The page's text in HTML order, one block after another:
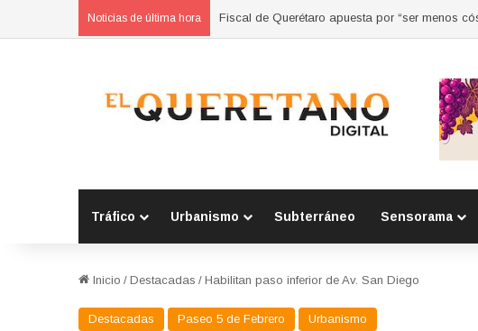
Noticias de última hora Refuerzan municipios coordinación por la
Tráfico Urbanismo Subterráneo Sensorama
Inicio / Destacadas / Habilitan paso inferior de Av. San Diego
Destacadas Paseo 5 de Febrero Urbanismo